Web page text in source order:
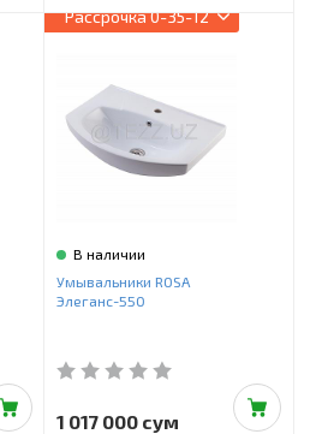
Рассрочка0-35-12
В наличии
Умывальники ROSA
Элеганс-550
1 017 000 сум